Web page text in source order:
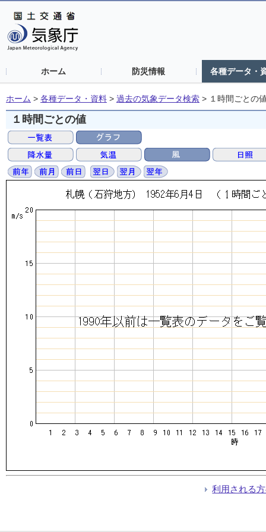
ホーム 防災情報 各種データ・
ホーム > 各種データ・資料 > 過去の気象データ検索 > １時間ごとの
１時間ごとの値
利用される